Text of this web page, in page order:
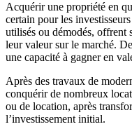
Acquérir une propriété en
certain pour les
utilisés ou démodés, offrent
leur valeur sur le marché.
une capacité à gagner en
Après des travaux de
conquérir de nombreux
ou de location, après
l’investissement initial.